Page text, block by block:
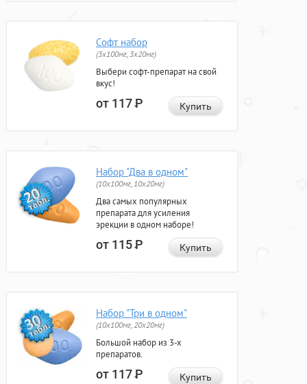
Софт набор
(3x100мг, 3x20мг)
Выбери софт-препарат на свой
вкус!
от 117Р Купить
Набор "Два в одном"
(10x100мг, 10x20мг)
Два самых популярных
препарата для усиления
эрекции в одном наборе!
от 115Р Купить
Набор "Три в одном"
(10x100мг, 20x20мг)
Большой набор из 3-х
препаратов.
от 117Р Купить